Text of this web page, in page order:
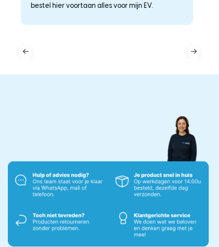
bestel hier voortaan alles voor mijn EV.
← →